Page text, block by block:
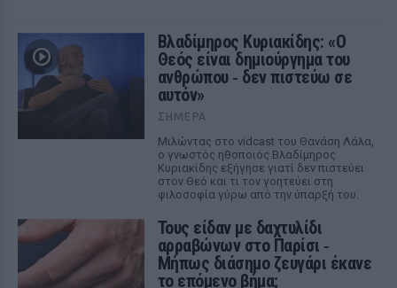
Βλαδίμηρος Κυριακίδης: «Ο
Θεός είναι δημιούργημα του
ανθρώπου ‑ δεν πιστεύω σε
αυτόν»
ΣΉΜΕΡΑ
Μιλώντας στο vidcast του Θανάση Λάλα,
ο γνωστός ηθοποιός Βλαδίμηρος
Κυριακίδης εξήγησε γιατί δεν πιστεύει
στον Θεό και τι τον γοητεύει στη
φιλοσοφία γύρω από την ύπαρξή του.
Τους είδαν με δαχτυλίδι
αρραβώνων στο Παρίσι ‑
Μήπως διάσημο ζευγάρι έκανε
το επόμενο βήμα;